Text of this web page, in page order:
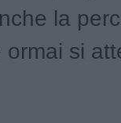
la
si